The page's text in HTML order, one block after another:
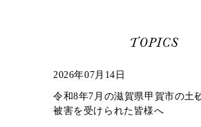
2026年07月14日
令和8年7月の滋賀県甲賀市の土
被害を受けられた皆様へ